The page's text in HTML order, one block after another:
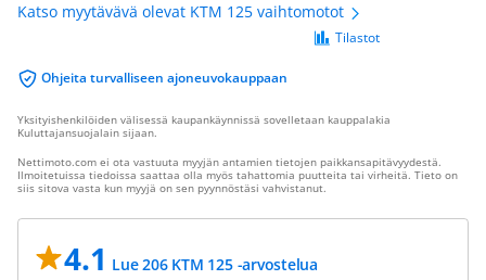
Katso myytävävä olevat KTM 125 vaihtomotot
Ohjeita turvalliseen ajoneuvokauppaan
Tilastot
Yksityishenkilöiden välisessä kaupankäynnissä sovelletaan kauppalakia
Kuluttajansuojalain sijaan.
Nettimoto.com ei ota vastuuta myyjän antamien tietojen paikkansapitävyydestä.
Ilmoitetuissa tiedoissa saattaa olla myös tahattomia puutteita tai virheitä. Tieto on
siis sitova vasta kun myyjä on sen pyynnöstäsi vahvistanut.
4.1 Lue 206 KTM 125 -arvostelua